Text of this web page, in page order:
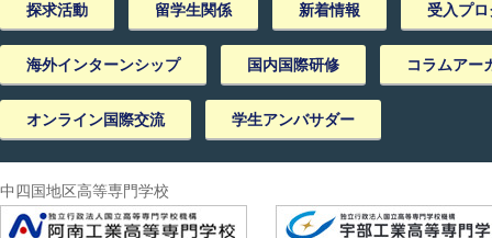
探求活動 留学生関係 新着情報 受入プ
海外インターンシップ 国内国際研修 コラムアー
オンライン国際交流 学生アンバサダー
中四国地区高等専門学校